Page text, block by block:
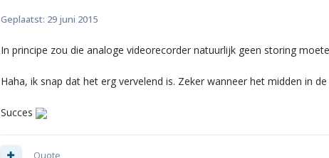
Geplaatst: 29 juni 2015
In principe zou die analoge videorecorder natuurlijk geen storing
Haha, ik snap dat het erg vervelend is. Zeker wanneer het midden in
Succes
Quote